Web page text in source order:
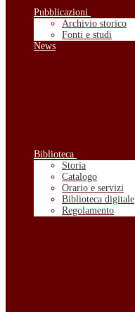
Pubblicazioni
Archivio storico
Fonti e studi
News
Biblioteca
Storia
Catalogo
Orario e servizi
Biblioteca digitale
Regolamento